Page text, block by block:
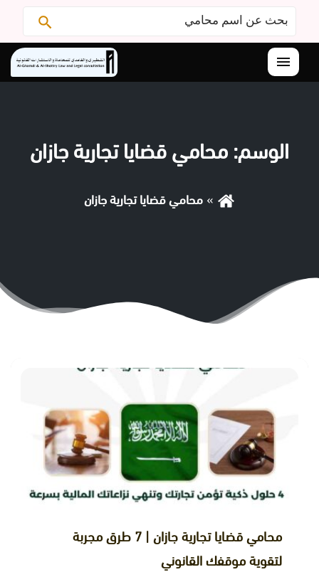
البحث
عن:
القائمة
الوسم: محامي قضايا تجارية جازان
محامي قضايا تجارية جازان
محامي قضايا تجارية جازان | 7 طرق مجربة
لتقوية موقفك القانوني